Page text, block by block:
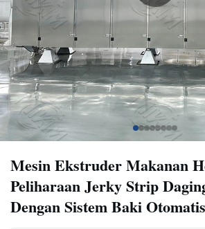
Mesin Ekstruder Makanan
Peliharaan Jerky Strip
Dengan Sistem Baki Otomatis